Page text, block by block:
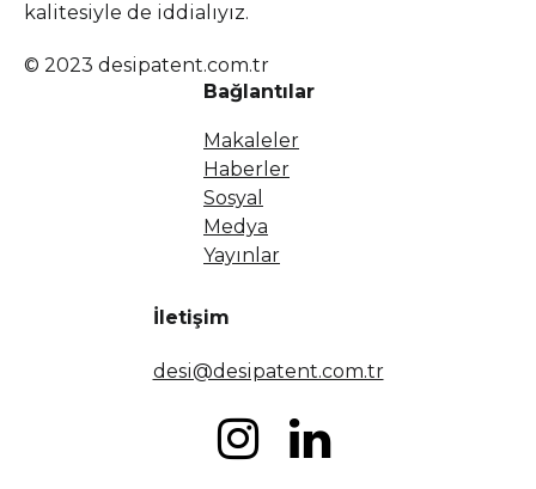
kalitesiyle de iddialıyız.
© 2023 desipatent.com.tr
Bağlantılar
Makaleler
Haberler
Sosyal
Medya
Yayınlar
İletişim
desi@desipatent.com.tr
 